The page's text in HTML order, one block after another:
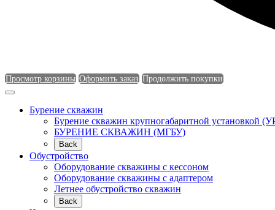
Просмотр корзины Оформить заказ Продолжить покупки
Бурение скважин
Бурение скважин крупногабаритной установкой
БУРЕНИЕ СКВАЖИН (МГБУ)
Back
Обустройство
Оборудование скважины с кессоном
Оборудование скважины с адаптером
Летнее обустройство скважин
Back